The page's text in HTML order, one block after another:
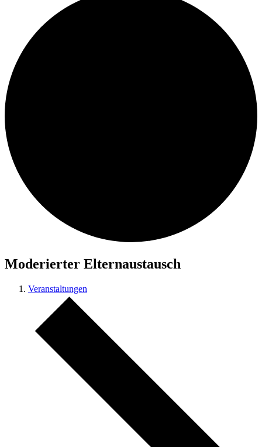
Moderierter Elternaustausch
Veranstaltungen